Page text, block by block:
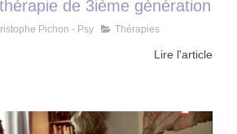
de 3ième génération
Pichon - Psy Thérapies
Lire l'article